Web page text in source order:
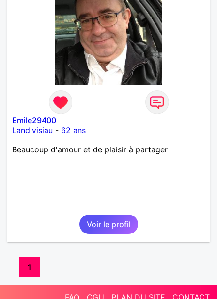
Emile29400
Landivisiau - 62 ans
Beaucoup d'amour et de plaisir à partager
Voir le profil
1
FAQ CGU PLAN DU SITE CONTACT